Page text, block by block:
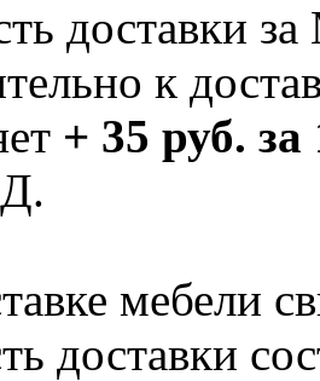
доставки
к
+ 35 руб.
мебели
доставки